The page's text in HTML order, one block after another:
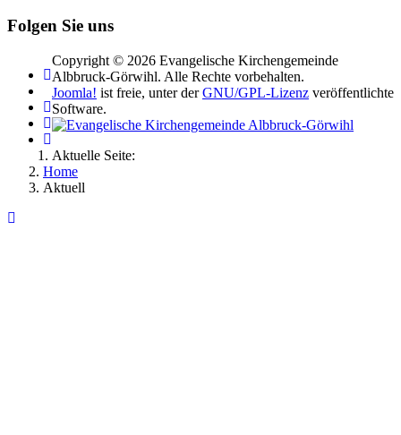
Folgen Sie uns
Copyright © 2026 Evangelische Kirchengemeinde
Albbruck-Görwihl. Alle Rechte vorbehalten.
Joomla! ist freie, unter derGNU/GPL-Lizenz veröffentlichte
Software.
Aktuelle Seite:
Home
Aktuell